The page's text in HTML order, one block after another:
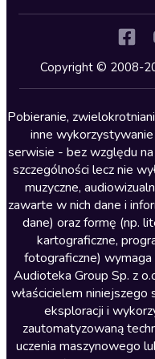
Kryminały
Lektury szkolne
Literatura anglojęzyczna
Literatura faktu
Literatura obyczajowa
Literatura piękna obca
Literatura piękna polska
Nagrania relaksacyjne
Nauka języków
Nauki humanistyczne
Podcasty i audycje
Copyright © 2008-
Pobieranie,
inne
serwisie - bez względu
szczególności lecz nie
muzyczne,
zawarte w nich dane i
dane) oraz formę (np.
kartograficzne,
fotograficzne) wymaga
Audioteka Group Sp. z
właścicielem
eksploracji i
zautomatyzowaną
uczenia maszynowego